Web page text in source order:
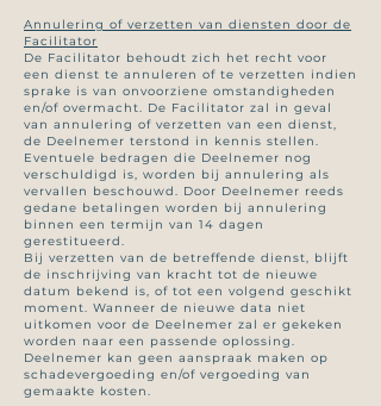
Annulering of verzetten van diensten door de
Facilitator
De Facilitator behoudt zich het recht voor
een dienst te annuleren of te verzetten indien
sprake is van onvoorziene omstandigheden
en/of overmacht. De Facilitator zal in geval
van annulering of verzetten van een dienst,
de Deelnemer terstond in kennis stellen.
Eventuele bedragen die Deelnemer nog
verschuldigd is, worden bij annulering als
vervallen beschouwd. Door Deelnemer reeds
gedane betalingen worden bij annulering
binnen een termijn van 14 dagen
gerestitueerd.
Bij verzetten van de betreffende dienst, blijft
de inschrijving van kracht tot de nieuwe
datum bekend is, of tot een volgend geschikt
moment. Wanneer de nieuwe data niet
uitkomen voor de Deelnemer zal er gekeken
worden naar een passende oplossing.
Deelnemer kan geen aanspraak maken op
schadevergoeding en/of vergoeding van
gemaakte kosten.